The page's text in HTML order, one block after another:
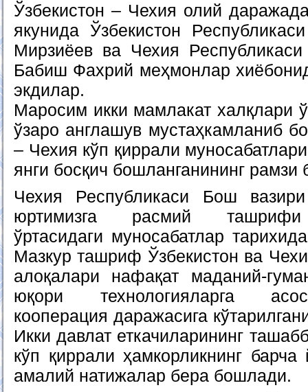
Ўзбекистон – Чехия олий
якунида Ўзбекистон
Мирзиёев ва Чехия
Бабиш Фахрий меҳмонлар
экдилар.
Маросим икки мамлакат халқлари
ўзаро англашув мустаҳкамланиб
– Чехия кўп қиррали
янги босқич бошланганининг рамзи
Чехия Республикаси Бош
юртимизга расмий ташрифи
ўртасидаги муносабатлар
Мазкур ташриф Ўзбекистон ва
алоқалари нафақат маданий-
юқори технологияларга
кооперация даражасига
Икки давлат еткачиларининг
кўп қиррали ҳамкорликнинг
амалий натижалар бера бошлади.